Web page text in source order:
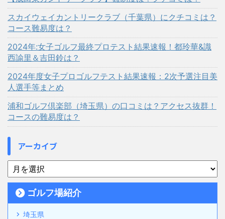
スカイウェイカントリークラブ（千葉県）にクチコミは？
コース難易度は？
2024年:女子ゴルフ最終プロテスト結果速報！都玲華&識
西諭里＆吉田鈴は？
2024年度女子プロゴルフテスト結果速報：2次予選注目美
人選手等まとめ
浦和ゴルフ倶楽部（埼玉県）の口コミは？アクセス抜群！
コースの難易度は？
アーカイブ
ゴルフ場紹介
埼玉県